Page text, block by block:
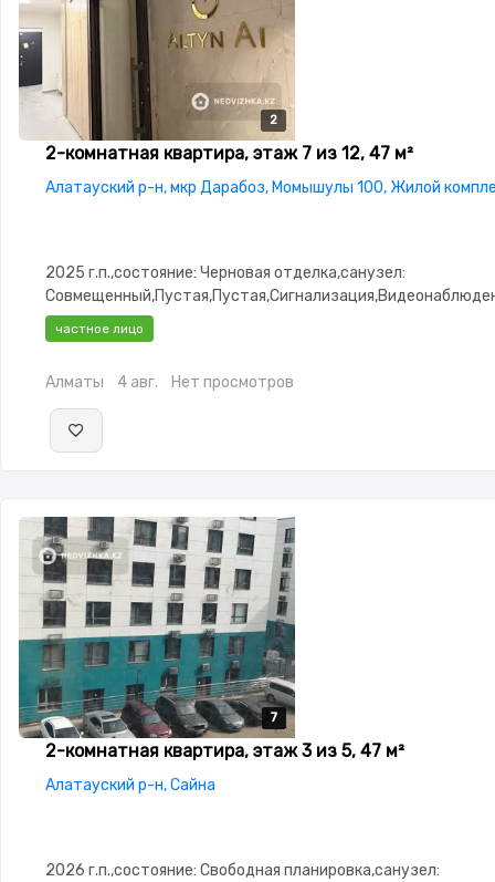
2
2
2-комнатная квартира, этаж 7 из 12, 47 м²
Алатауский р-н, мкр Дарабоз, Момышулы 100, Жилой
2025 г.п.,состояние: Черновая отделка,санузел:
окна,Тихий двор
частное лицо
Алматы 4 авг. Нет просмотров
7
7
7
7
7
2-комнатная квартира, этаж 3 из 5, 47 м²
Алатауский р-н, Сайна
2026 г.п.,состояние: Свободная планировка,санузел: